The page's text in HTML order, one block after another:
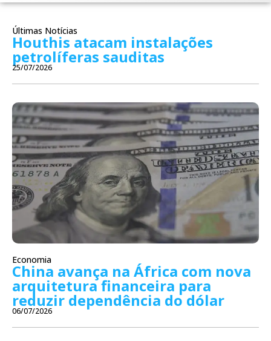
Últimas Notícias
Houthis atacam instalações
petrolíferas sauditas
25/07/2026
Economia
China avança na África com nova
arquitetura financeira para
reduzir dependência do dólar
06/07/2026